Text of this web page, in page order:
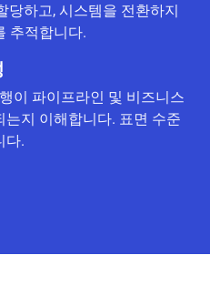
당하고, 시스템을 전환하지
추적합니다.
이 파이프라인 및 비즈니스
는지 이해합니다. 표면 수준
다.